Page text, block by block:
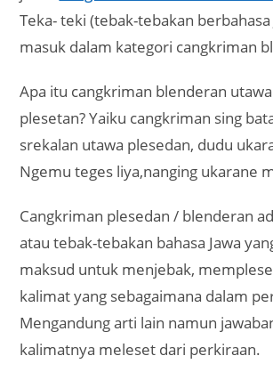
Wah, wingi pasar ana geger-
pitik padha disrimpungi, wong adol
dikepruki, wong adol tempe
mbako diambungi.
pontren.com – assalaamu’alaikum